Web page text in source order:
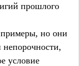
прошлого
примеры, но они
условие